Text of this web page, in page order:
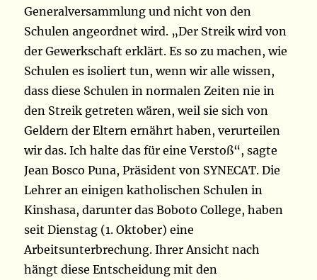
Generalversammlung und nicht von den
Schulen angeordnet wird. „Der Streik wird von
der Gewerkschaft erklärt. Es so zu machen, wie
Schulen es isoliert tun, wenn wir alle wissen,
dass diese Schulen in normalen Zeiten nie in
den Streik getreten wären, weil sie sich von
Geldern der Eltern ernährt haben, verurteilen
wir das. Ich halte das für eine Verstoß“, sagte
Jean Bosco Puna, Präsident von SYNECAT. Die
Lehrer an einigen katholischen Schulen in
Kinshasa, darunter das Boboto College, haben
seit Dienstag (1. Oktober) eine
Arbeitsunterbrechung. Ihrer Ansicht nach
hängt diese Entscheidung mit den